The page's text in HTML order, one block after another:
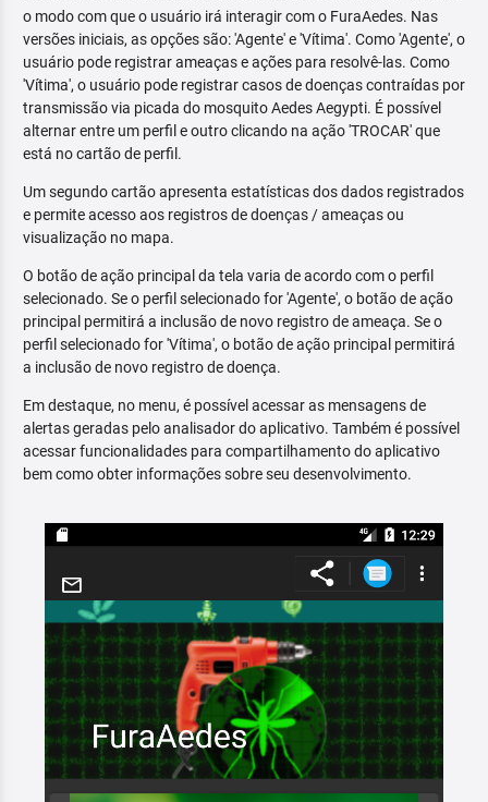
o modo com que o usuário irá interagir com o FuraAedes. Nas
versões iniciais, as opções são: 'Agente' e 'Vítima'. Como 'Agente', o
usuário pode registrar ameaças e ações para resolvê-las. Como
'Vítima', o usuário pode registrar casos de doenças contraídas por
transmissão via picada do mosquito Aedes Aegypti. É possível
alternar entre um perfil e outro clicando na ação 'TROCAR' que
está no cartão de perfil.
Um segundo cartão apresenta estatísticas dos dados registrados
e permite acesso aos registros de doenças / ameaças ou
visualização no mapa.
O botão de ação principal da tela varia de acordo com o perfil
selecionado. Se o perfil selecionado for 'Agente', o botão de ação
principal permitirá a inclusão de novo registro de ameaça. Se o
perfil selecionado for 'Vítima', o botão de ação principal permitirá
a inclusão de novo registro de doença.
Em destaque, no menu, é possível acessar as mensagens de
alertas geradas pelo analisador do aplicativo. Também é possível
acessar funcionalidades para compartilhamento do aplicativo
bem como obter informações sobre seu desenvolvimento.